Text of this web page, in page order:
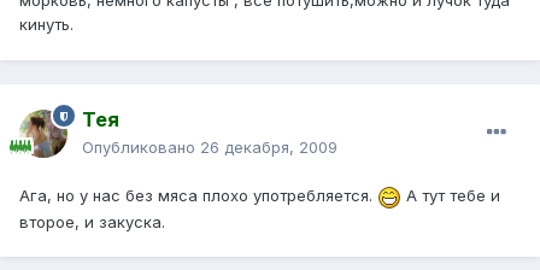
кинуть.
Тея
Опубликовано 26 декабря, 2009
Ага, но у нас без мяса плохо употребляется.
А тут тебе и
второе, и закуска.